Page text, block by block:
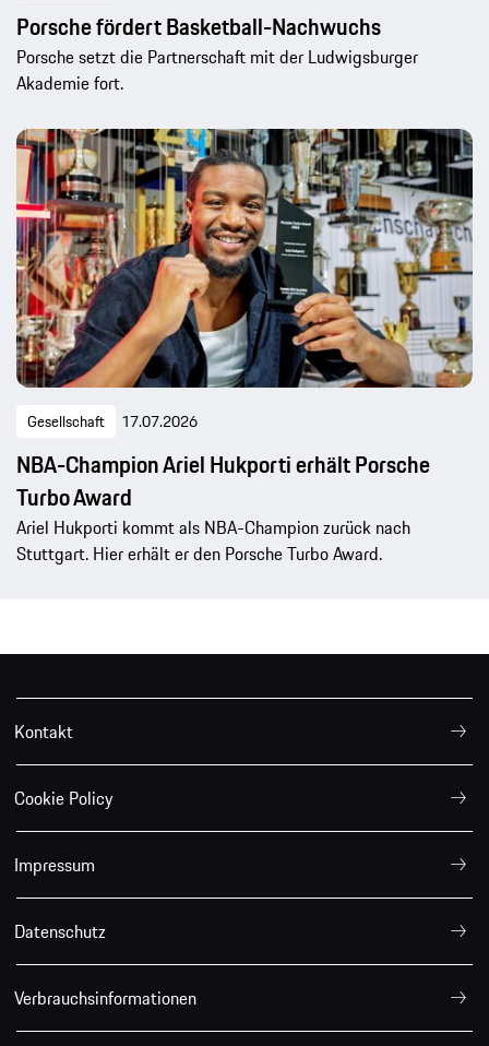
Porsche fördert Basketball-Nachwuchs
Porsche setzt die Partnerschaft mit der Ludwigsburger
Akademie fort.
Gesellschaft 17.07.2026
NBA-Champion Ariel Hukporti erhält Porsche
Turbo Award
Ariel Hukporti kommt als NBA-Champion zurück nach
Stuttgart. Hier erhält er den Porsche Turbo Award.
Kontakt
Cookie Policy
Impressum
Datenschutz
Verbrauchsinformationen